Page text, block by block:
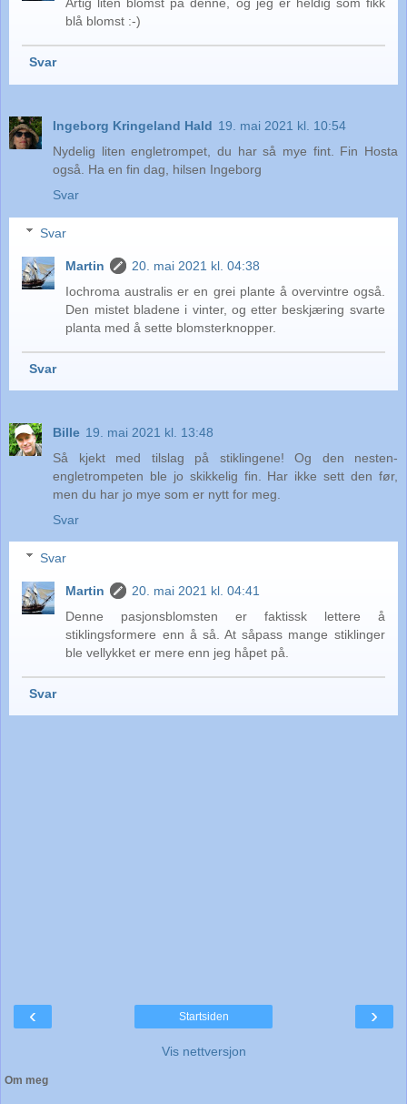
blå blomst :-)
Svar
Ingeborg Kringeland Hald 19. mai 2021 kl. 10:54
Nydelig liten engletrompet, du har så mye fint. Fin Hosta
også. Ha en fin dag, hilsen Ingeborg
Svar
Svar
Martin
20. mai 2021 kl. 04:38
Iochroma australis er en grei plante å overvintre også.
Den mistet bladene i vinter, og etter beskjæring svarte
planta med å sette blomsterknopper.
Svar
Bille 19. mai 2021 kl. 13:48
Så kjekt med tilslag på stiklingene! Og den nesten-
engletrompeten ble jo skikkelig fin. Har ikke sett den før,
men du har jo mye som er nytt for meg.
Svar
Svar
Martin
20. mai 2021 kl. 04:41
Denne pasjonsblomsten er faktissk lettere å
stiklingsformere enn å så. At såpass mange stiklinger
ble vellykket er mere enn jeg håpet på.
Svar
‹ ›
Startsiden
Vis nettversjon
Om meg